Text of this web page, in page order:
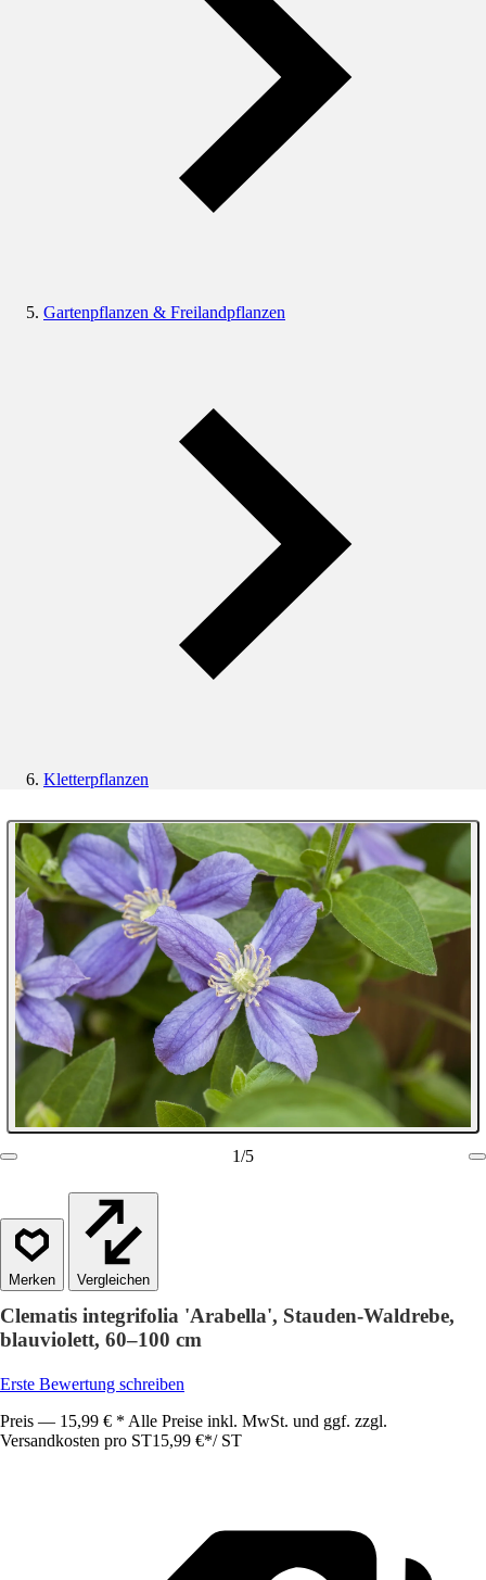
Gartenpflanzen & Freilandpflanzen
Kletterpflanzen
1/5
Vergleichen
Clematis integrifolia 'Arabella', Stauden-Waldrebe,
blauviolett, 60–100 cm
Erste Bewertung schreiben
Preis — 15,99 € * Alle Preise inkl. MwSt. und ggf. zzgl.
Versandkosten pro ST15,99 €*/ ST